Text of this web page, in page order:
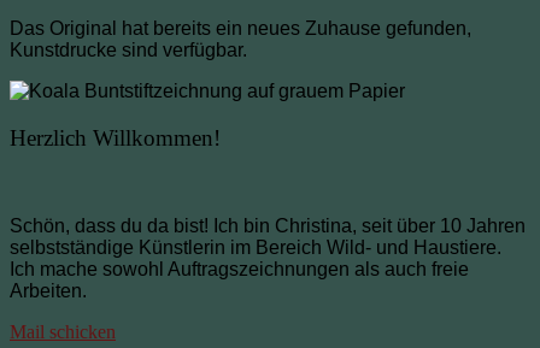
Das Original hat bereits ein neues Zuhause gefunden,
Kunstdrucke sind verfügbar.
Herzlich Willkommen!
Schön, dass du da bist! Ich bin Christina, seit über 10 Jahren
selbstständige Künstlerin im Bereich Wild- und Haustiere.
Ich mache sowohl Auftragszeichnungen als auch freie
Arbeiten.
Mail schicken